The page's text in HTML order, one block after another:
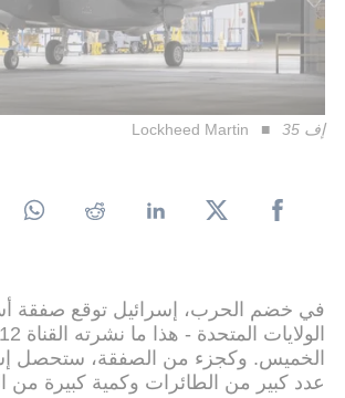
إف 35 Lockheed Martin
في خضم الحرب، إسرائيل توقع صفقة
الخميس. وكجزء من الصفقة، ستحصل
عدد كبير من الطائرات وكمية كبيرة من